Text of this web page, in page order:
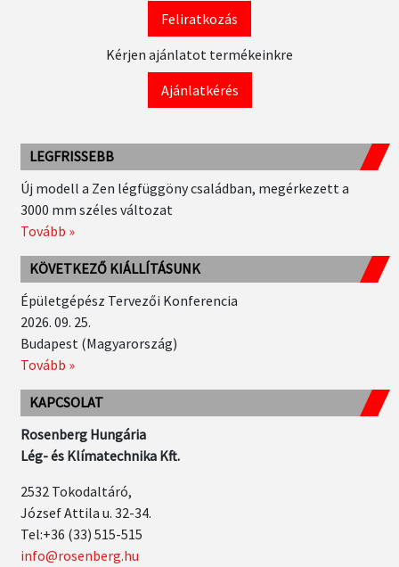
Feliratkozás
Kérjen ajánlatot termékeinkre
Ajánlatkérés
LEGFRISSEBB
Új modell a Zen légfüggöny családban, megérkezett a
3000 mm széles változat
Tovább »
KÖVETKEZŐ KIÁLLÍTÁSUNK
Épületgépész Tervezői Konferencia
2026. 09. 25.
Budapest (Magyarország)
Tovább »
KAPCSOLAT
Rosenberg Hungária
Lég- és Klímatechnika Kft.
2532 Tokodaltáró,
József Attila u. 32-34.
Tel:+36 (33) 515-515
info@rosenberg.hu